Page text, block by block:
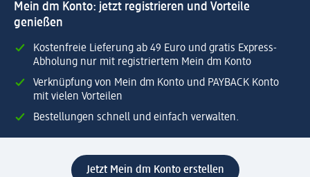
Mein dm Konto: jetzt registrieren und Vorteile
genießen
Kostenfreie Lieferung ab 49 Euro und gratis Express-
Abholung nur mit registriertem Mein dm Konto
Verknüpfung von Mein dm Konto und PAYBACK Konto
mit vielen Vorteilen
Bestellungen schnell und einfach verwalten.
Jetzt Mein dm Konto erstellen